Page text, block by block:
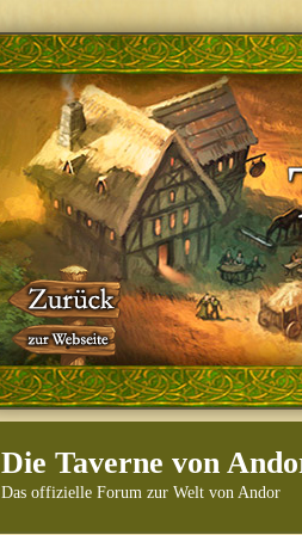
Die Taverne von
Das offizielle Forum zur Welt von Andor